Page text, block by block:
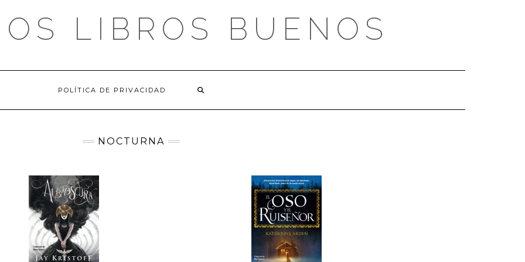
LIBROS BUENOS
POLÍTICA DE PRIVACIDAD
NOCTURNA